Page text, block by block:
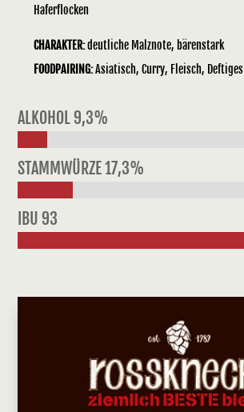
Haferflocken
CHARAKTER:deutliche Malznote, bärenstark
FOODPAIRING:Asiatisch, Curry, Fleisch, Deftiges
ALKOHOL 9,3%
STAMMWÜRZE 17,3%
IBU 93